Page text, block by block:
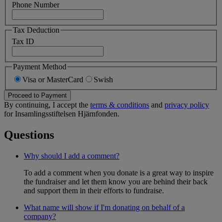
Phone Number
Tax Deduction
Tax ID
Payment Method
Visa or MasterCard
Swish
Proceed to Payment
By continuing, I accept the terms & conditions and privacy policy
for Insamlingsstiftelsen Hjärnfonden.
Questions
Why should I add a comment?
To add a comment when you donate is a great way to inspire
the fundraiser and let them know you are behind their back
and support them in their efforts to fundraise.
What name will show if I'm donating on behalf of a
company?